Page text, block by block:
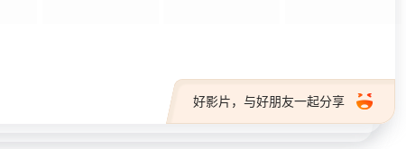
好影片，与好朋友一起分享